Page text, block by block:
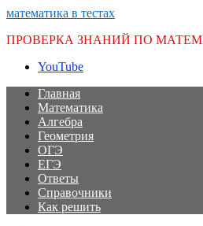
математика в тестах
ПРОВЕРКА ЗНАНИЙ ПО
YouTube
Главная
Математика
Алгебра
Геометрия
ОГЭ
ЕГЭ
Ответы
Справочники
Как решить